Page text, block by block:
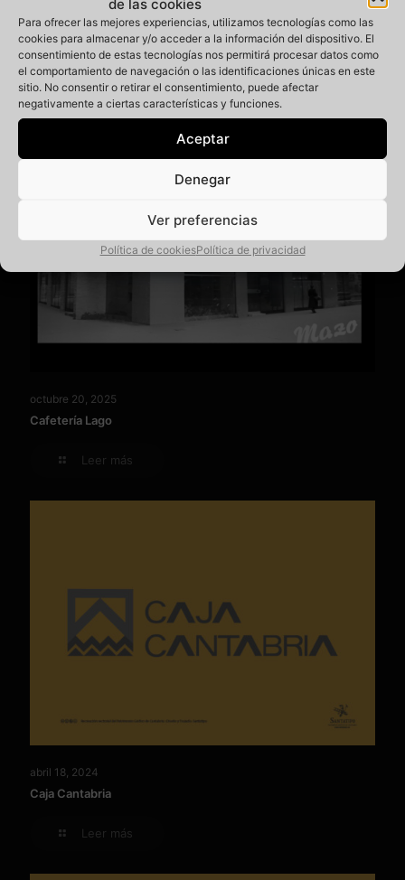
de las cookies
Para ofrecer las mejores experiencias, utilizamos tecnologías como las
cookies para almacenar y/o acceder a la información del dispositivo. El
consentimiento de estas tecnologías nos permitirá procesar datos como
el comportamiento de navegación o las identificaciones únicas en este
sitio. No consentir o retirar el consentimiento, puede afectar
negativamente a ciertas características y funciones.
Aceptar
Denegar
Ver preferencias
Política de cookiesPolítica de privacidad
Santatipo
Post Relacionados
octubre 20, 2025
Cafetería Lago
Leer más
abril 18, 2024
Caja Cantabria
Leer más